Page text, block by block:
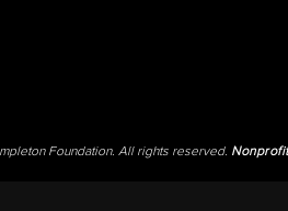
Foundation. All rights reserved.